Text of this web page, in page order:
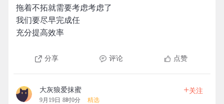
拖着不拓就需要考虑考虑了
我们要尽早完成任
充分提高效率
分享 评论 点赞
大灰狼爱抹蜜
9月19日 8时0分 精选
+关注